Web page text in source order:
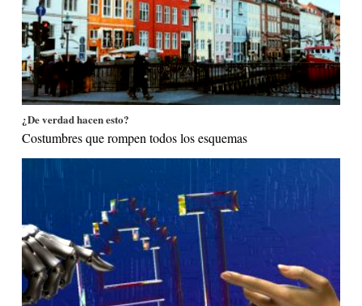
¿De verdad hacen esto?
Costumbres que rompen todos los esquemas